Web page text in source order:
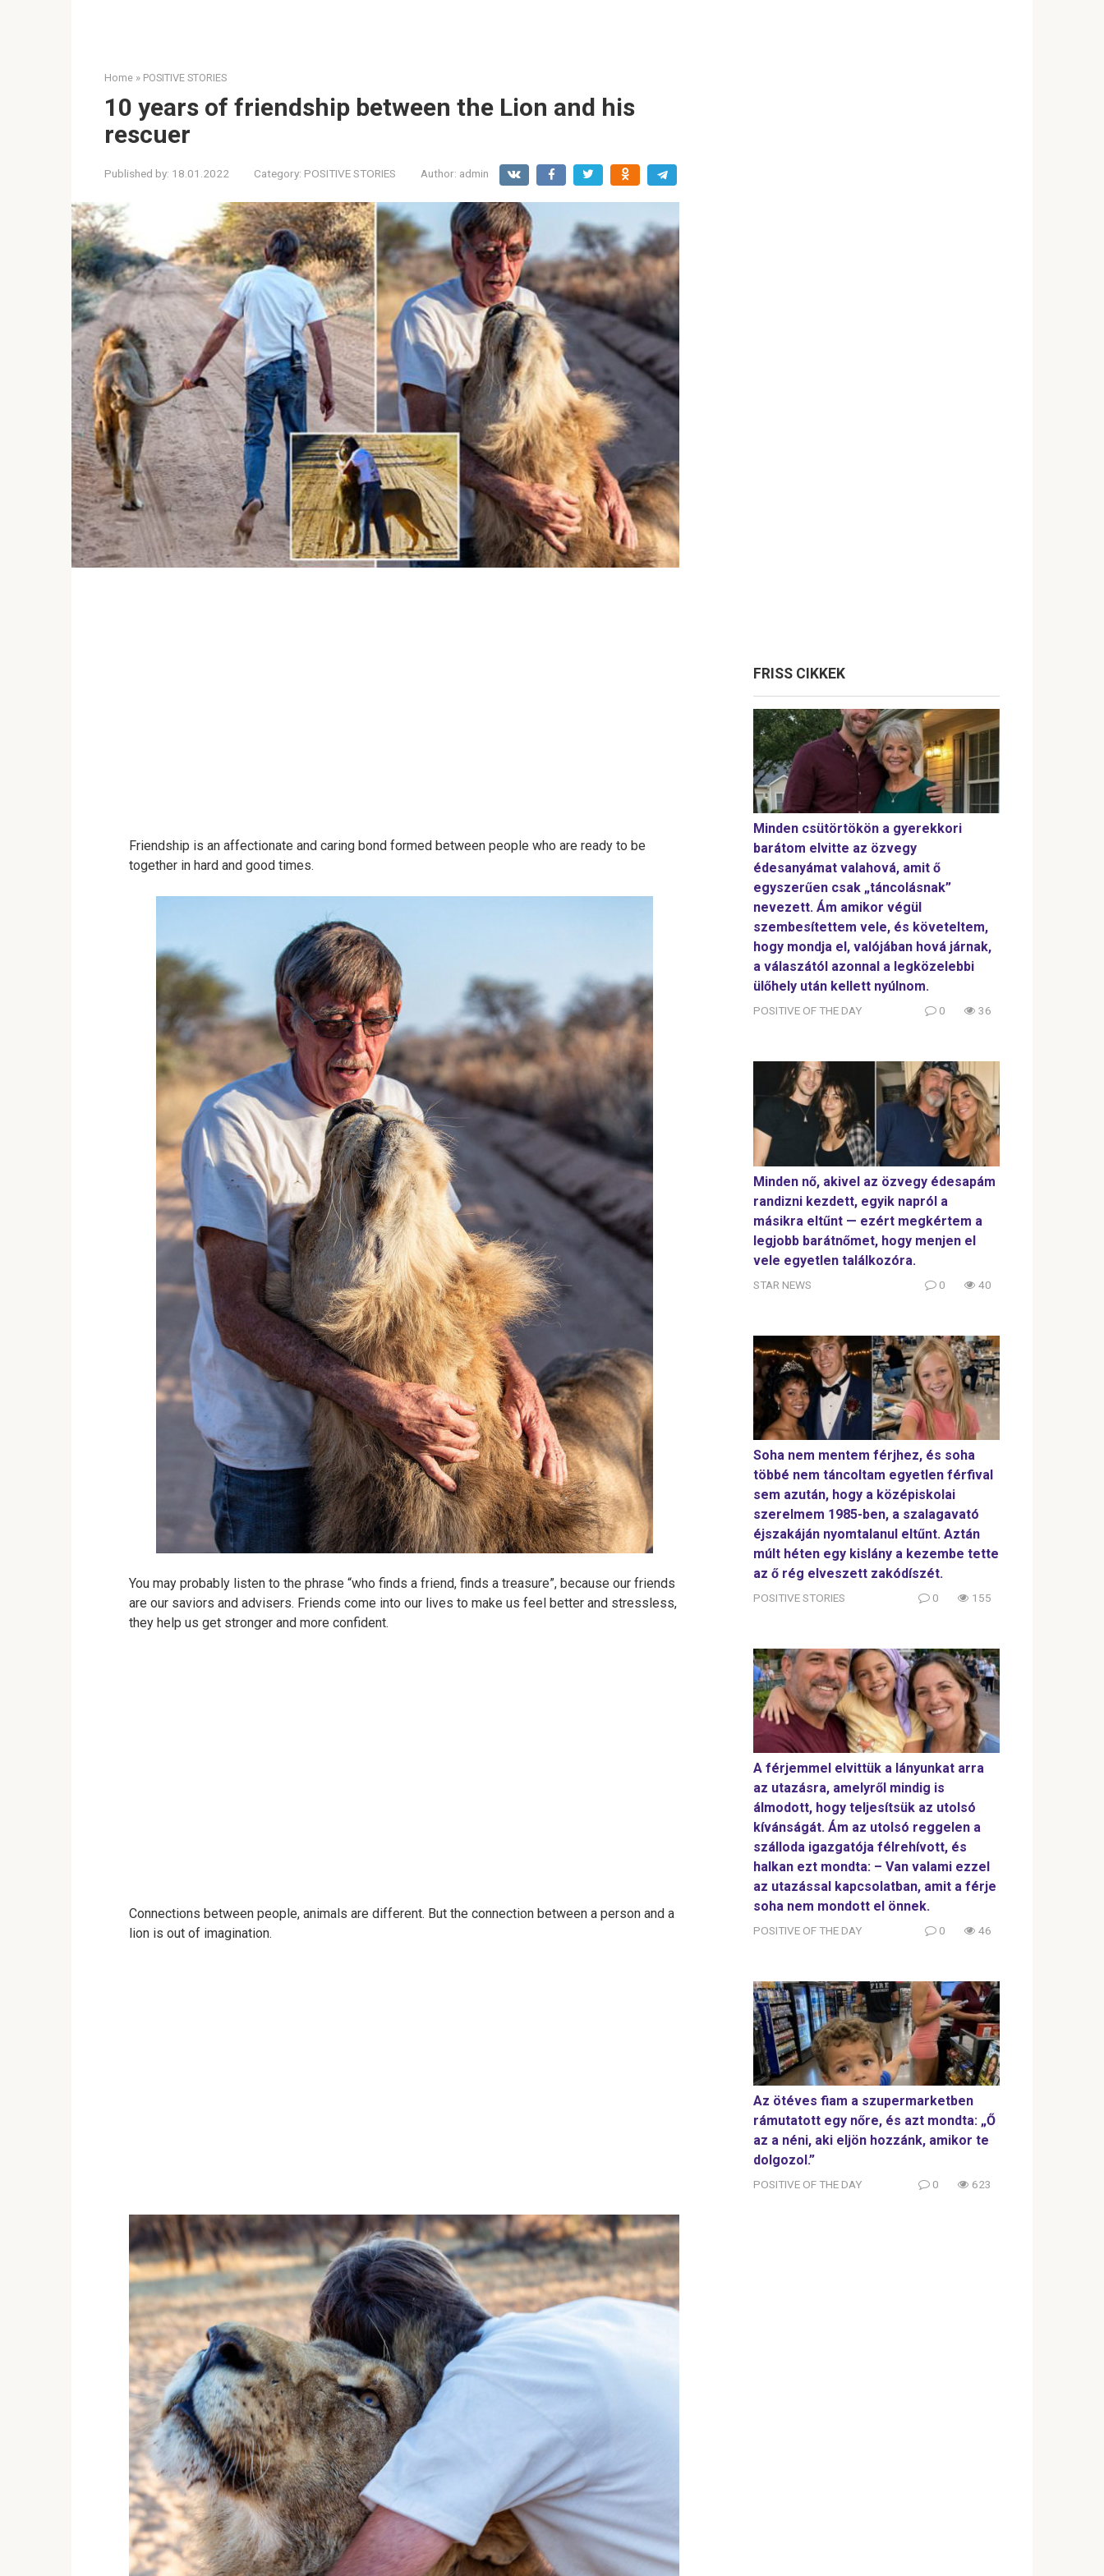
Home » POSITIVE STORIES
10 years of friendship between the Lion and his
rescuer
Published by: 18.01.2022 Category: POSITIVE STORIES Author: admin
Friendship is an affectionate and caring bond formed between people who are ready to be
together in hard and good times.
You may probably listen to the phrase “who finds a friend, finds a treasure”, because our friends
are our saviors and advisers. Friends come into our lives to make us feel better and stressless,
they help us get stronger and more confident.
Connections between people, animals are different. But the connection between a person and a
lion is out of imagination.
FRISS CIKKEK
Minden csütörtökön a gyerekkori
barátom elvitte az özvegy
édesanyámat valahová, amit ő
egyszerűen csak „táncolásnak”
nevezett. Ám amikor végül
szembesítettem vele, és követeltem,
hogy mondja el, valójában hová járnak,
a válaszától azonnal a legközelebbi
ülőhely után kellett nyúlnom.
POSITIVE OF THE DAY 0 36
Minden nő, akivel az özvegy édesapám
randizni kezdett, egyik napról a
másikra eltűnt — ezért megkértem a
legjobb barátnőmet, hogy menjen el
vele egyetlen találkozóra.
STAR NEWS 0 40
Soha nem mentem férjhez, és soha
többé nem táncoltam egyetlen férfival
sem azután, hogy a középiskolai
szerelmem 1985-ben, a szalagavató
éjszakáján nyomtalanul eltűnt. Aztán
múlt héten egy kislány a kezembe tette
az ő rég elveszett zakódíszét.
POSITIVE STORIES 0 155
A férjemmel elvittük a lányunkat arra
az utazásra, amelyről mindig is
álmodott, hogy teljesítsük az utolsó
kívánságát. Ám az utolsó reggelen a
szálloda igazgatója félrehívott, és
halkan ezt mondta: – Van valami ezzel
az utazással kapcsolatban, amit a férje
soha nem mondott el önnek.
POSITIVE OF THE DAY 0 46
Az ötéves fiam a szupermarketben
rámutatott egy nőre, és azt mondta: „Ő
az a néni, aki eljön hozzánk, amikor te
dolgozol.”
POSITIVE OF THE DAY 0 623